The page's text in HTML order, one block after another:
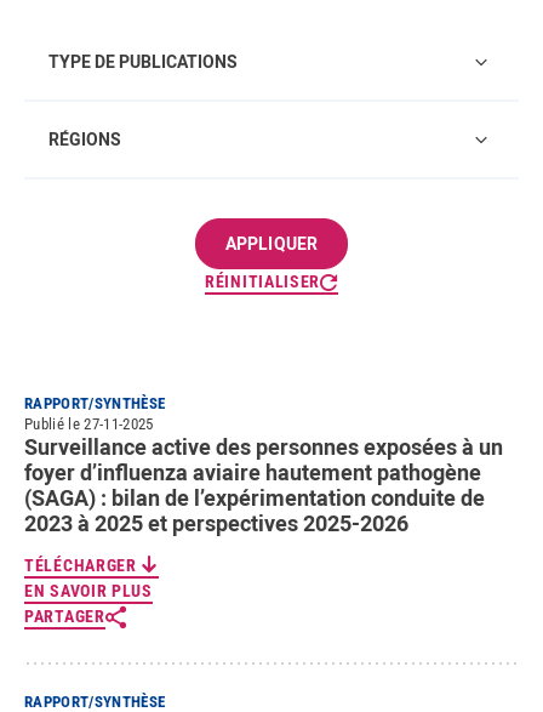
TYPE DE PUBLICATIONS
RÉGIONS
RÉINITIALISER
RAPPORT/SYNTHÈSE
Publié le 27-11-2025
Surveillance active des personnes exposées à un
foyer d’influenza aviaire hautement pathogène
(SAGA) : bilan de l’expérimentation conduite de
2023 à 2025 et perspectives 2025-2026
TÉLÉCHARGER
EN SAVOIR PLUS
PARTAGER
RAPPORT/SYNTHÈSE